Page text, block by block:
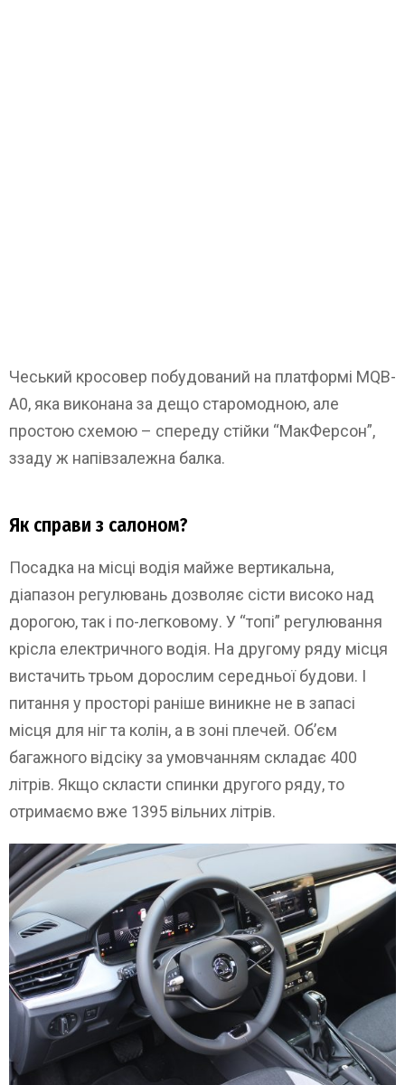
Чеський кросовер побудований на платформі MQB-
A0, яка виконана за дещо старомодною, але
простою схемою – спереду стійки “МакФерсон”,
ззаду ж напівзалежна балка.
Як справи з салоном?
Посадка на місці водія майже вертикальна,
діапазон регулювань дозволяє сісти високо над
дорогою, так і по-легковому. У “топі” регулювання
крісла електричного водія. На другому ряду місця
вистачить трьом дорослим середньої будови. І
питання у просторі раніше виникне не в запасі
місця для ніг та колін, а в зоні плечей. Об’єм
багажного відсіку за умовчанням складає 400
літрів. Якщо скласти спинки другого ряду, то
отримаємо вже 1395 вільних літрів.